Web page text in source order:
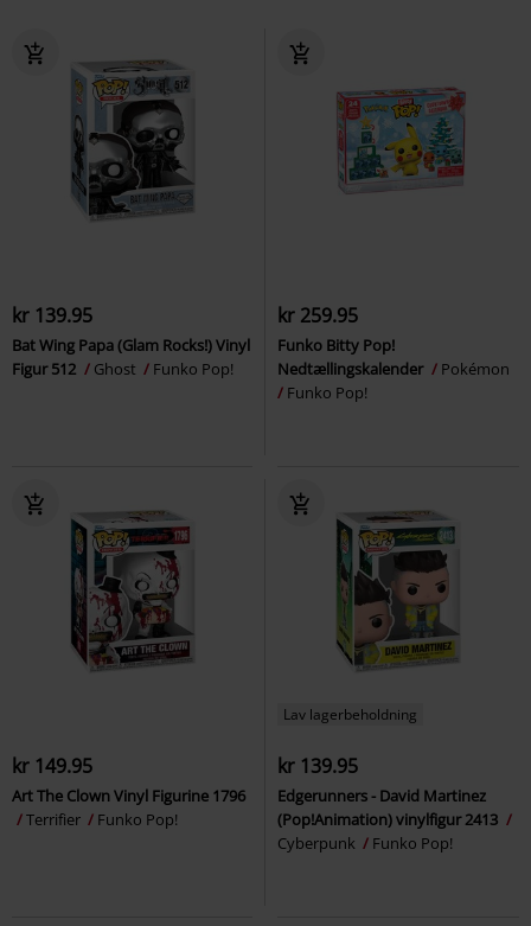
kr 139.95
Bat Wing Papa (Glam Rocks!) Vinyl
Figur 512
Ghost Funko Pop!
kr 259.95
Funko Bitty Pop!
Nedtællingskalender
Pokémon
Funko Pop!
kr 149.95
Art The Clown Vinyl Figurine 1796
Terrifier
Funko Pop!
Lav lagerbeholdning
kr 139.95
Edgerunners - David Martinez
(Pop!Animation) vinylfigur 2413
Cyberpunk
Funko Pop!